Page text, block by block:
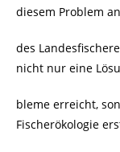
diesem Problem
des
nicht nur eine
bleme erreicht,
Fischerökologie